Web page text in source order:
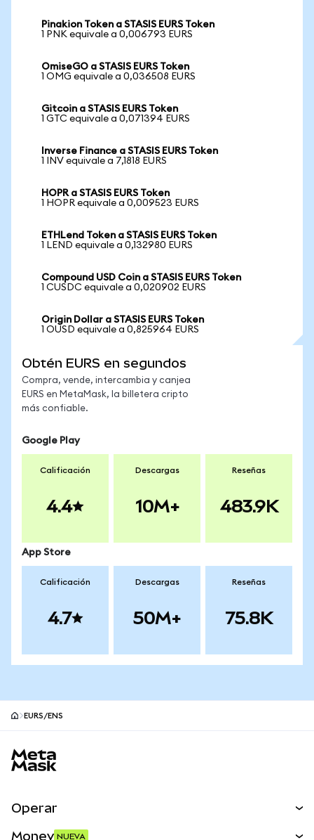
Pinakion Token a STASIS EURS Token
1 PNK equivale a 0,006793 EURS
OmiseGO a STASIS EURS Token
1 OMG equivale a 0,036508 EURS
Gitcoin a STASIS EURS Token
1 GTC equivale a 0,071394 EURS
Inverse Finance a STASIS EURS Token
1 INV equivale a 7,1818 EURS
HOPR a STASIS EURS Token
1 HOPR equivale a 0,009523 EURS
ETHLend Token a STASIS EURS Token
1 LEND equivale a 0,132980 EURS
Compound USD Coin a STASIS EURS Token
1 CUSDC equivale a 0,020902 EURS
Origin Dollar a STASIS EURS Token
1 OUSD equivale a 0,825964 EURS
Obtén EURS en segundos
Compra, vende, intercambia y canjea
EURS en MetaMask, la billetera cripto
más confiable.
Google Play
Calificación
4.4
Descargas
10M+
Reseñas
483.9K
App Store
Calificación
4.7
Descargas
50M+
Reseñas
75.8K
EURS/ENS
Operar
Money NUEVA